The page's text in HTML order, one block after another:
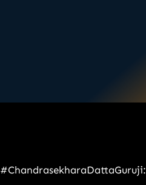
#ChandrasekharaDattaGuruji: